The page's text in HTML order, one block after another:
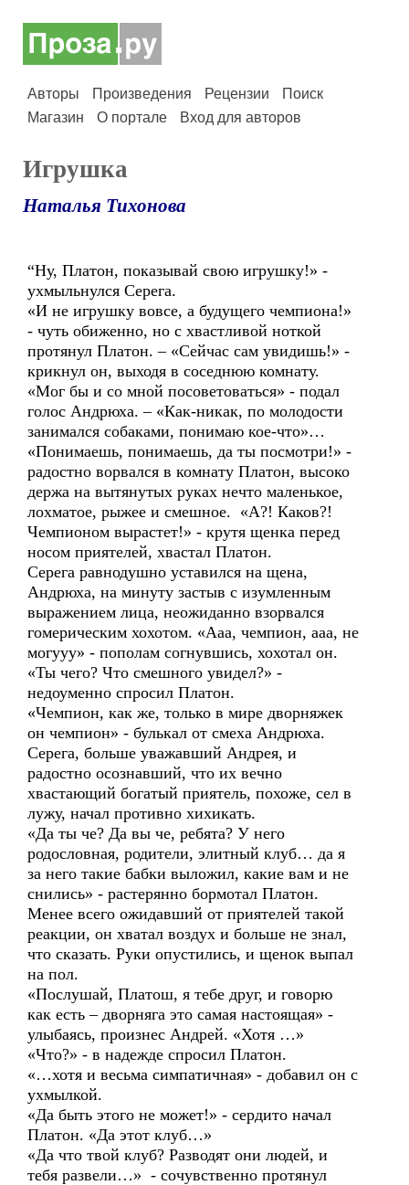
Авторы Произведения Рецензии
Поиск
Магазин
О портале Вход для авторов
Игрушка
Наталья Тихонова
“Ну, Платон, показывай свою игрушку!» -
ухмыльнулся Серега.
«И не игрушку вовсе, а будущего чемпиона!»
- чуть обиженно, но с хвастливой ноткой
протянул Платон. – «Сейчас сам увидишь!» -
крикнул он, выходя в соседнюю комнату.
«Мог бы и со мной посоветоваться» - подал
голос Андрюха. – «Как-никак, по молодости
занимался собаками, понимаю кое-что»…
«Понимаешь, понимаешь, да ты посмотри!» -
радостно ворвался в комнату Платон, высоко
держа на вытянутых руках нечто маленькое,
лохматое, рыжее и смешное. «А?! Каков?!
Чемпионом вырастет!» - крутя щенка перед
носом приятелей, хвастал Платон.
Серега равнодушно уставился на щена,
Андрюха, на минуту застыв с изумленным
выражением лица, неожиданно взорвался
гомерическим хохотом. «Ааа, чемпион, ааа, не
могууу» - пополам согнувшись, хохотал он.
«Ты чего? Что смешного увидел?» -
недоуменно спросил Платон.
«Чемпион, как же, только в мире дворняжек
он чемпион» - булькал от смеха Андрюха.
Серега, больше уважавший Андрея, и
радостно осознавший, что их вечно
хвастающий богатый приятель, похоже, сел в
лужу, начал противно хихикать.
«Да ты че? Да вы че, ребята? У него
родословная, родители, элитный клуб… да я
за него такие бабки выложил, какие вам и не
снились» - растерянно бормотал Платон.
Менее всего ожидавший от приятелей такой
реакции, он хватал воздух и больше не знал,
что сказать. Руки опустились, и щенок выпал
на пол.
«Послушай, Платош, я тебе друг, и говорю
как есть – дворняга это самая настоящая» -
улыбаясь, произнес Андрей. «Хотя …»
«Что?» - в надежде спросил Платон.
«…хотя и весьма симпатичная» - добавил он с
ухмылкой.
«Да быть этого не может!» - сердито начал
Платон. «Да этот клуб…»
«Да что твой клуб? Разводят они людей, и
тебя развели…» - сочувственно протянул